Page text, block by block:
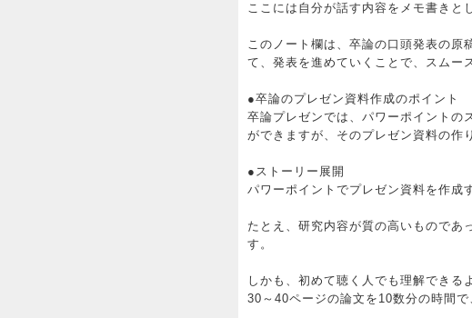
ここには自分が話す内容をメモ書きと
このノート欄は、卒論の口頭発表の原
て、発表を進めていくことで、スムー
●卒論のプレゼン資料作成のポイント
卒論プレゼンでは、パワーポイントの
ができますが、そのプレゼン資料の作
●ストーリー展開
パワーポイントでプレゼン資料を作成
たとえ、研究内容が質の高いものであ
す。
しかも、初めて聴く人でも理解できる
30～40ページの論文を10数分の時間